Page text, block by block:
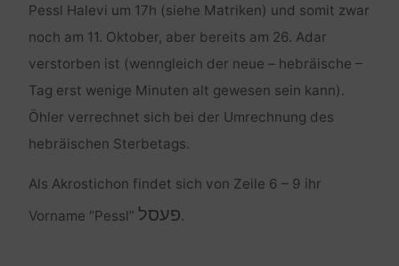
Pessl Halevi um 17h (siehe Matriken) und somit zwar
noch am 11. Oktober, aber bereits am 26. Adar
verstorben ist (wenngleich der neue – hebräische –
Tag erst wenige Minuten alt gewesen sein kann).
Öhler verrechnet sich bei der Umrechnung des
hebräischen Sterbetags.
Als Akrostichon findet sich von Zeile 6 – 9 ihr
Vorname “Pessl” פעסל.